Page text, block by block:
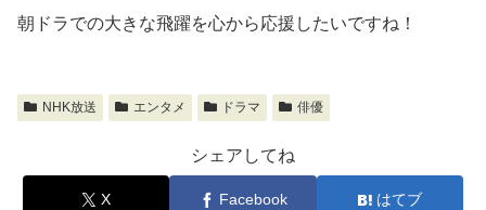
朝ドラでの大きな飛躍を心から応援したいですね！
NHK放送 エンタメ ドラマ 俳優
シェアしてね
X Facebook はてブ